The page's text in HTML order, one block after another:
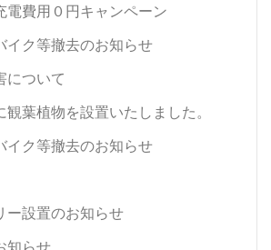
費用０円キャンペーン
イク等撤去のお知らせ
について
葉植物を設置いたしました。
イク等撤去のお知らせ
ー設置のお知らせ
知らせ